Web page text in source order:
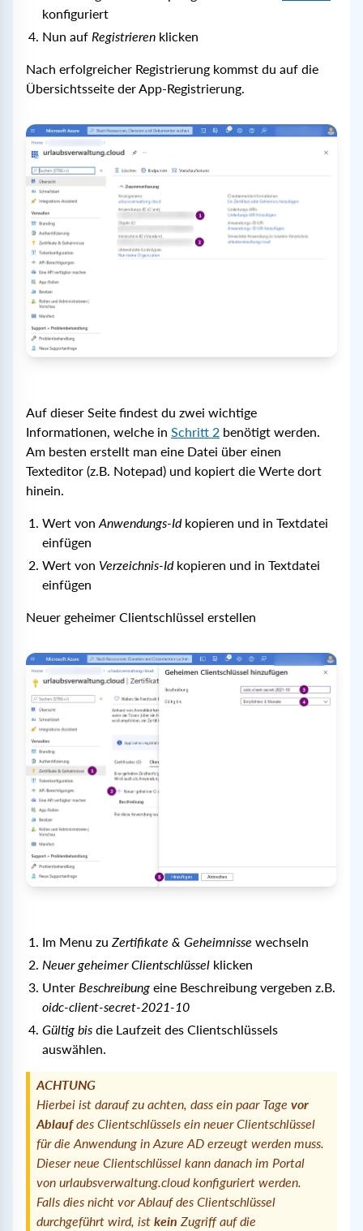
konfiguriert
Nun auf Registrieren klicken
Nach erfolgreicher Registrierung kommst du auf die
Übersichtsseite der App-Registrierung.
Auf dieser Seite findest du zwei wichtige
Informationen, welche in Schritt 2 benötigt werden.
Am besten erstellt man eine Datei über einen
Texteditor (z.B. Notepad) und kopiert die Werte dort
hinein.
Wert von Anwendungs-Idkopieren und in Textdatei
einfügen
Wert von Verzeichnis-Idkopieren und in Textdatei
einfügen
Neuer geheimer Clientschlüssel erstellen
Im Menu zu Zertifikate & Geheimnisse wechseln
Neuer geheimer Clientschlüssel klicken
Unter Beschreibung eine Beschreibung vergeben z.B.
oidc-client-secret-2021-10
Gültig bis die Laufzeit des Clientschlüssels
auswählen.
ACHTUNG
Hierbei ist darauf zu achten, dass ein paar Tage vor
Ablaufdes Clientschlüssels ein neuer Clientschlüssel
für die Anwendung in Azure AD erzeugt werden muss.
Dieser neue Clientschlüssel kann danach im Portal
von urlaubsverwaltung.cloud konfiguriert werden.
Falls dies nicht vor Ablauf des Clientschlüssel
durchgeführt wird, ist kein Zugriff auf die